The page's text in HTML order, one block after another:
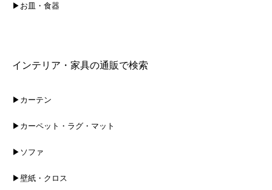
▶お皿・食器
インテリア・家具の通販で検索
▶カーテン
▶カーペット・ラグ・マット
▶ソファ
▶壁紙・クロス